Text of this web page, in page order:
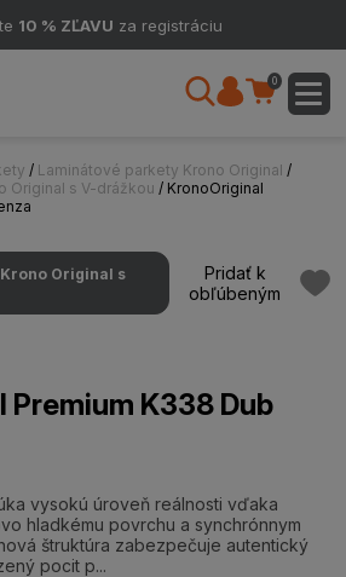
10 % ZĽAVU za registráciu
0
/ Laminátové parkety Krono Original /
Original s V-drážkou / KronoOriginal
Original s
Pridať k
obľúbeným
Premium K338 Dub
vysokú úroveň reálnosti vďaka
hladkému povrchu a synchrónnym
štruktúra zabezpečuje autentický
pocit p...